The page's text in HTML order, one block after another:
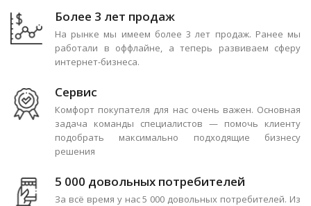
Более 3 лет продаж
На рынке мы имеем более 3 лет продаж. Ранее мы
работали в оффлайне, а теперь развиваем сферу
интернет-бизнеса.
Сервис
Комфорт покупателя для нас очень важен. Основная
задача команды специалистов — помочь клиенту
подобрать максимально подходящие бизнесу
решения
5 000 довольных потребителей
За всё время у нас 5 000 довольных потребителей. Из